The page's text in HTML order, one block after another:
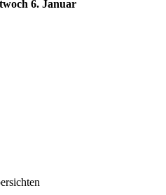
6. Januar